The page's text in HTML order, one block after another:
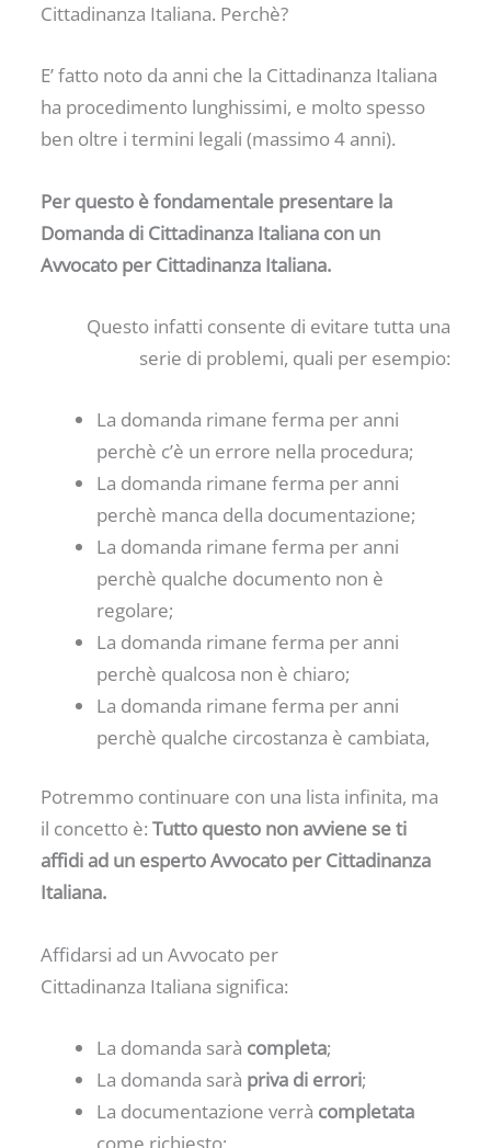
Cittadinanza Italiana. Perchè?
E’ fatto noto da anni che la Cittadinanza Italiana
ha procedimento lunghissimi, e molto spesso
ben oltre i termini legali (massimo 4 anni).
Per questo è fondamentale presentare la
Domanda di Cittadinanza Italiana con un
Avvocato per Cittadinanza Italiana.
Questo infatti consente di evitare tutta una
serie di problemi, quali per esempio:
La domanda rimane ferma per anni
perchè c’è un errore nella procedura;
La domanda rimane ferma per anni
perchè manca della documentazione;
La domanda rimane ferma per anni
perchè qualche documento non è
regolare;
La domanda rimane ferma per anni
perchè qualcosa non è chiaro;
La domanda rimane ferma per anni
perchè qualche circostanza è cambiata,
Potremmo continuare con una lista infinita, ma
il concetto è: Tutto questo non avviene se ti
affidi ad un esperto Avvocato per Cittadinanza
Italiana.
Affidarsi ad un Avvocato per
Cittadinanza Italiana significa:
La domanda sarà completa;
La domanda sarà priva di errori;
La documentazione verrà completata
come richiesto;